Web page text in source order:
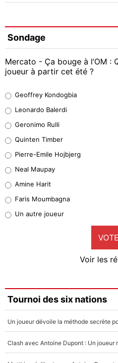
Sondage
Mercato - Ça bouge à l’OM :
joueur à partir cet été ?
38%
32%
5%
1%
9%
Faris Moumbagna
4%
Un autre joueur
5%
Geoffrey Kondogbia
Leonardo Balerdi
Geronimo Rulli
Quinten Timber
Pierre-Emile Hojbjerg
Neal Maupay
Amine Harit
Faris Moumbagna
Un autre joueur
Voir les
Tournoi des six nations